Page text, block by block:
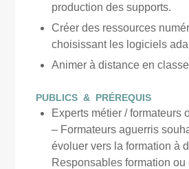
production des supports.
Créer des ressources
choisissant les logiciels
Animer à distance en
PUBLICS & PRÉREQUIS
Experts métier / formateurs
– Formateurs aguerris
évoluer vers la formation à
Responsables formation ou